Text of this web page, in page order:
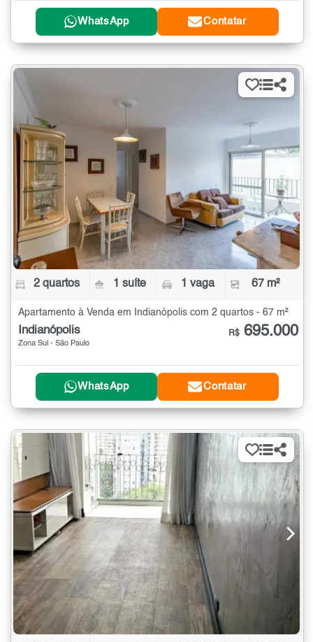
WhatsApp Contatar
2 quartos 1 suíte 1 vaga 67 m²
Apartamento à Venda em Indianópolis com 2 quartos - 67 m²
Indianópolis
Zona Sul - São Paulo
R$ 695.000
WhatsApp Contatar